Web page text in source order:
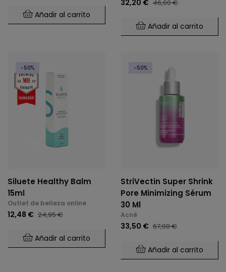
Añadir al carrito
32,20 € 46,00 €
Añadir al carrito
-50%
Siluete Healthy Balm
15ml
Outlet de belleza online
12,48 € 24,95 €
Añadir al carrito
-50%
StriVectin Super Shrink
Pore Minimizing Sérum
30 Ml
Acné
33,50 € 67,00 €
Añadir al carrito